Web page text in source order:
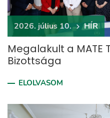
2026. július 10. HÍR
Megalakult a MATE
Bizottsága
ELOLVASOM